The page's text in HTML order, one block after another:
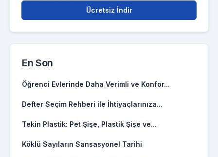
Ücretsiz İndir
En Son
Öğrenci Evlerinde Daha Verimli ve Konfor...
Defter Seçim Rehberi ile İhtiyaçlarınıza...
Tekin Plastik: Pet Şişe, Plastik Şişe ve...
Köklü Sayıların Sansasyonel Tarihi